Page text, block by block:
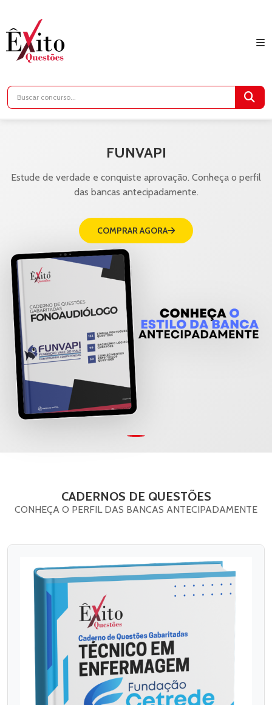
FUNVAPI
Estude de verdade e conquiste aprovação. Conheça o perfil
das bancas antecipadamente.
COMPRAR AGORA
CADERNOS DE QUESTÕES
CONHEÇA O PERFIL DAS BANCAS ANTECIPADAMENTE